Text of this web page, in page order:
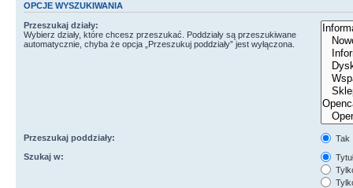
OPCJE WYSZUKIWANIA
Przeszukaj działy:
Wybierz działy, które chcesz przeszukać. Poddziały są przeszukiwane
automatycznie, chyba że opcja „Przeszukuj poddziały” jest wyłączona.
Przeszukaj poddziały:
Tak
Szukaj w: